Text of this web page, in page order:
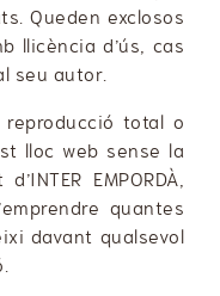
Queden exclosos
llicència d’ús, cas
seu autor.
total o
lloc web sense la
EMPORDÀ,
quantes
davant qualsevol